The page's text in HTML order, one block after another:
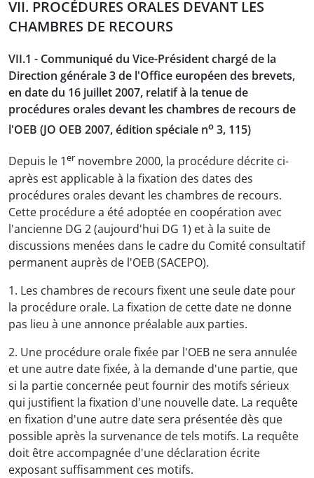
VII. PROCÉDURES ORALES DEVANT LES
CHAMBRES DE RECOURS
VII.1 - Communiqué du Vice-Président chargé de la
Direction générale 3 de l'Office européen des brevets,
en date du 16 juillet 2007, relatif à la tenue de
procédures orales devant les chambres de recours de
l'OEB (JO OEB 2007, édition spéciale no 3, 115)
Depuis le 1er novembre 2000, la procédure décrite ci-
après est applicable à la fixation des dates des
procédures orales devant les chambres de recours.
Cette procédure a été adoptée en coopération avec
l'ancienne DG 2 (aujourd'hui DG 1) et à la suite de
discussions menées dans le cadre du Comité consultatif
permanent auprès de l'OEB (SACEPO).
1. Les chambres de recours fixent une seule date pour
la procédure orale. La fixation de cette date ne donne
pas lieu à une annonce préalable aux parties.
2. Une procédure orale fixée par l'OEB ne sera annulée
et une autre date fixée, à la demande d'une partie, que
si la partie concernée peut fournir des motifs sérieux
qui justifient la fixation d'une nouvelle date. La requête
en fixation d'une autre date sera présentée dès que
possible après la survenance de tels motifs. La requête
doit être accompagnée d'une déclaration écrite
exposant suffisamment ces motifs.